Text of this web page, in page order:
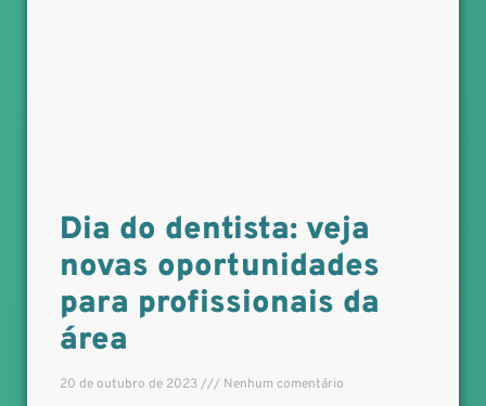
Dia do dentista: veja
novas oportunidades
para profissionais da
área
20 de outubro de 2023 Nenhum comentário